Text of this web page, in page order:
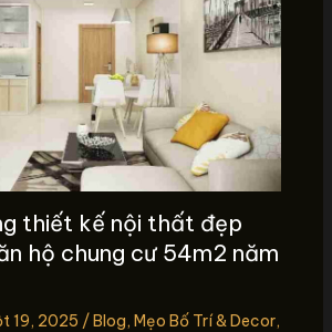
thiết kế nội thất đẹp
hộ chung cư 54m2 năm
19, 2025 /Blog, Mẹo Bố Trí & Decor,